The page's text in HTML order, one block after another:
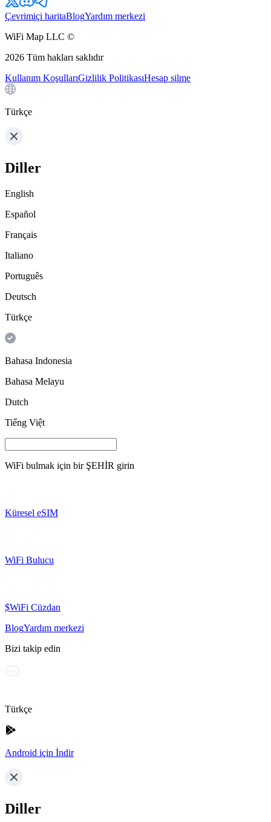
Çevrimiçi haritaBlogYardım merkezi
WiFi Map LLC ©
2026 Tüm hakları saklıdır
Kullanım KoşullarıGizlilik PolitikasıHesap silme
Türkçe
Diller
English
Español
Français
Italiano
Português
Deutsch
Türkçe
Bahasa Indonesia
Bahasa Melayu
Dutch
Tiếng Việt
WiFi bulmak için bir ŞEHİR girin
Küresel eSIM
WiFi Bulucu
$WiFi Cüzdan
BlogYardım merkezi
Bizi takip edin
Türkçe
Android için İndir
Diller